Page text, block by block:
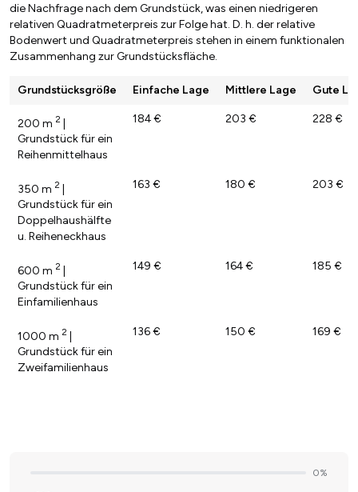
die Nachfrage nach dem Grundstück, was einen niedrigeren
relativen Quadratmeterpreis zur Folge hat. D. h. der relative
Bodenwert und Quadratmeterpreis stehen in einem funktionalen
Zusammenhang zur Grundstücksfläche.
Grundstücksgröße Einfache Lage Mittlere Lage Gute
200 m 2 |
Grundstück für ein
Reihenmittelhaus
184 € 203 € 228 €
350 m 2 |
Grundstück für ein
Doppelhaushälfte
u. Reiheneckhaus
163 € 180 € 203 €
600 m 2 |
Grundstück für ein
Einfamilienhaus
149 € 164 € 185 €
1000 m 2 |
Grundstück für ein
Zweifamilienhaus
136 € 150 € 169 €